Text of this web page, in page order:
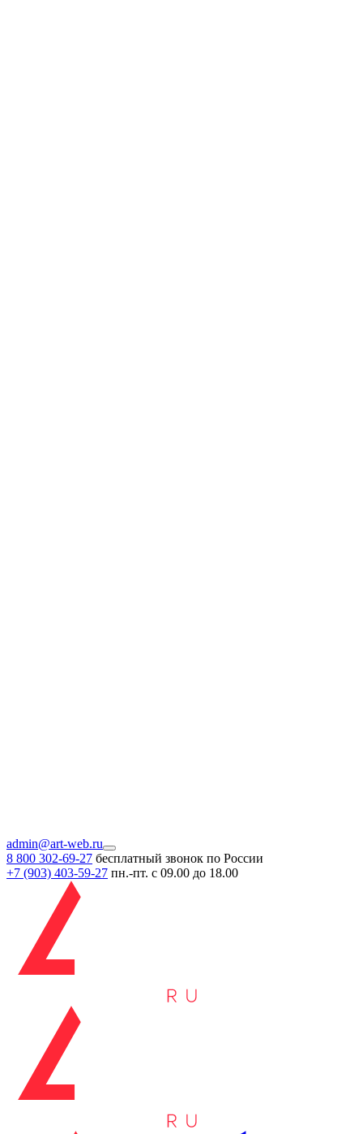
admin@art-web.ru
8 800 302-69-27 бесплатный звонок по России
+7 (903) 403-59-27 пн.-пт. с 09.00 до 18.00